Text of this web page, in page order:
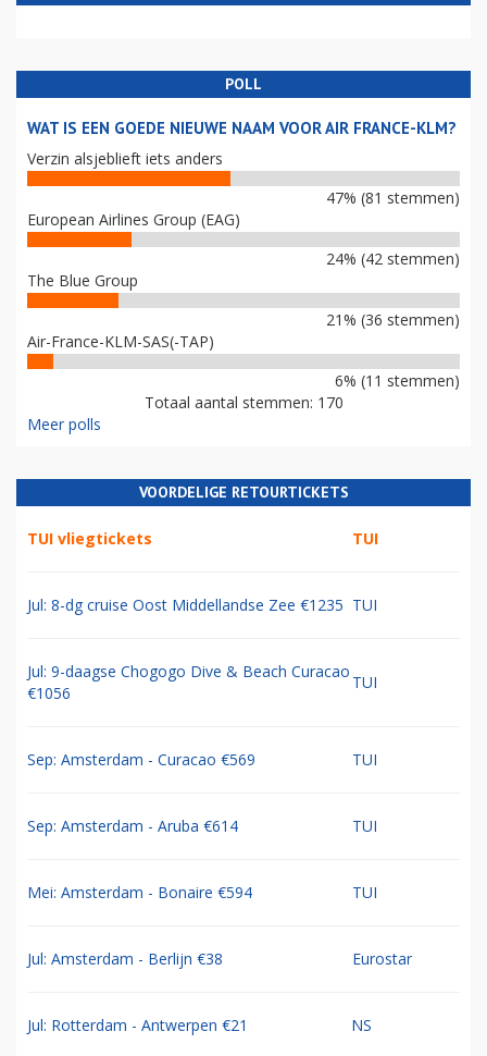
POLL
WAT IS EEN GOEDE NIEUWE NAAM VOOR AIR FRANCE-KLM?
Verzin alsjeblieft iets anders
47% (81 stemmen)
European Airlines Group (EAG)
24% (42 stemmen)
The Blue Group
21% (36 stemmen)
Air-France-KLM-SAS(-TAP)
6% (11 stemmen)
Totaal aantal stemmen: 170
Meer polls
VOORDELIGE RETOURTICKETS
TUI vliegtickets TUI
Jul: 8-dg cruise Oost Middellandse Zee €1235 TUI
Jul: 9-daagse Chogogo Dive & Beach Curacao
€1056
TUI
Sep: Amsterdam - Curacao €569 TUI
Sep: Amsterdam - Aruba €614 TUI
Mei: Amsterdam - Bonaire €594 TUI
Jul: Amsterdam - Berlijn €38 Eurostar
Jul: Rotterdam - Antwerpen €21 NS